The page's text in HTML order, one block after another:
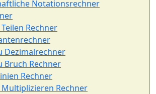
Notationsrechner
Rechner
Dezimalrechner
Bruch Rechner
Rechner
Rechner